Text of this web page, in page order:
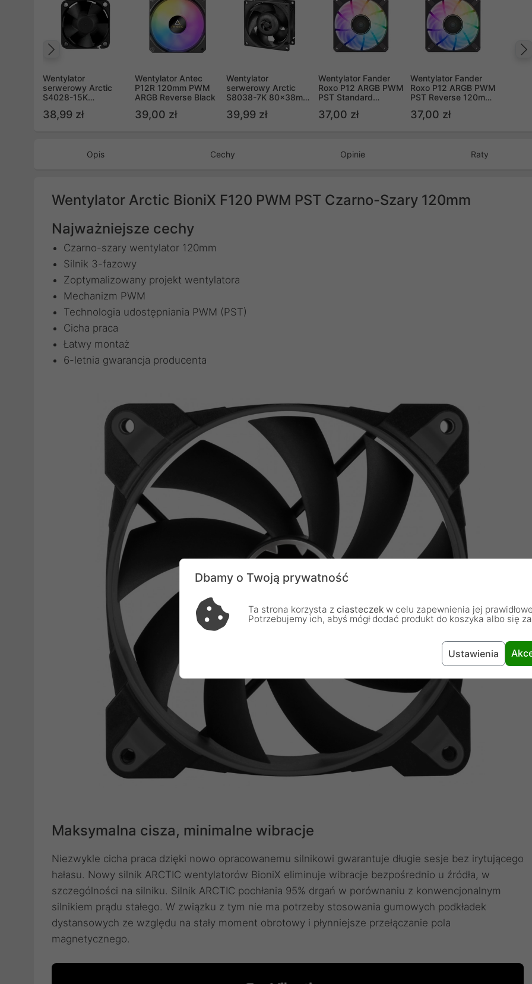
Wentylator
serwerowy Arctic
S4028-15K
38,99 zł
Wentylator Antec
P12R 120mm PWM
ARGB Reverse Black
39,00 zł
Wentylator
serwerowy Arctic
S8038-7K 80x38mm
39,99 zł
Wentylator Fander
Roxo P12 ARGB PWM
PST Standard
(FRX120)
37,00 zł
Wentylator Fander
Roxo P12 ARGB PWM
PST Reverse 120mm
37,00 zł
Opis Cechy Opinie Raty
Wentylator Arctic BioniX F120 PWM PST Czarno-Szary 120mm
Najważniejsze cechy
Czarno-szary wentylator 120mm
Silnik 3-fazowy
Zoptymalizowany projekt wentylatora
Mechanizm PWM
Technologia udostępniania PWM (PST)
Cicha praca
Łatwy montaż
6-letnia gwarancja producenta
Maksymalna cisza, minimalne wibracje
Niezwykle cicha praca dzięki nowo opracowanemu silnikowi gwarantuje długie sesje bez irytującego
hałasu. Nowy silnik ARCTIC wentylatorów BioniX eliminuje wibracje bezpośrednio u źródła, w
szczególności na silniku. Silnik ARCTIC pochłania 95% drgań w porównaniu z konwencjonalnym
silnikiem prądu stałego. W związku z tym nie ma potrzeby stosowania gumowych podkładek
dystansowych ze względu na stały moment obrotowy i płynniejsze przełączanie pola
magnetycznego.
Dbamy o Twoją prywatność
Ta strona korzysta z ciasteczek w celu zapewnienia jej
Potrzebujemy ich, abyś mógł dodać produkt do koszyka albo się
Ustawienia